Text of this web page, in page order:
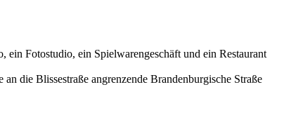
Fotostudio, ein Spielwarengeschäft und ein Restaurant
die Blissestraße angrenzende Brandenburgische Straße